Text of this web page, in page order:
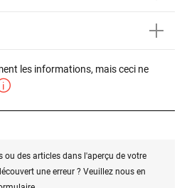
les informations, mais ceci ne
ou des articles dans l'aperçu de votre
une erreur ? Veuillez nous en